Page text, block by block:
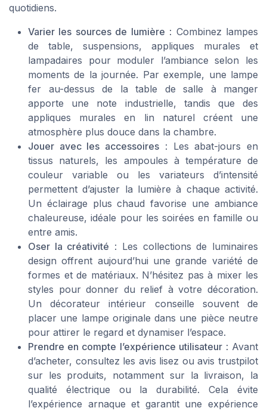
quotidiens.
Varier les sources de lumière : Combinez lampes
de table, suspensions, appliques murales et
lampadaires pour moduler l’ambiance selon les
moments de la journée. Par exemple, une lampe
fer au-dessus de la table de salle à manger
apporte une note industrielle, tandis que des
appliques murales en lin naturel créent une
atmosphère plus douce dans la chambre.
Jouer avec les accessoires : Les abat-jours en
tissus naturels, les ampoules à température de
couleur variable ou les variateurs d’intensité
permettent d’ajuster la lumière à chaque activité.
Un éclairage plus chaud favorise une ambiance
chaleureuse, idéale pour les soirées en famille ou
entre amis.
Oser la créativité : Les collections de luminaires
design offrent aujourd’hui une grande variété de
formes et de matériaux. N’hésitez pas à mixer les
styles pour donner du relief à votre décoration.
Un décorateur intérieur conseille souvent de
placer une lampe originale dans une pièce neutre
pour attirer le regard et dynamiser l’espace.
Prendre en compte l’expérience utilisateur: Avant
d’acheter, consultez les avis lisez ou avis trustpilot
sur les produits, notamment sur la livraison, la
qualité électrique ou la durabilité. Cela évite
l’expérience arnaque et garantit une expérience